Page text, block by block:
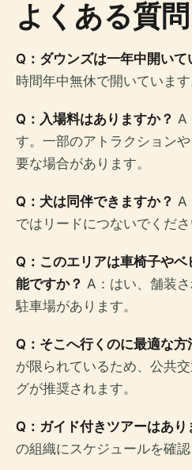
よくある質問
Q：ダウンズは一年中開いて
時間年中無休で開いています
Q：入場料はありますか？ A
す。一部のアトラクション
要な場合があります。
Q：犬は同伴できますか？ A
ではリードにつないでくださ
Q：このエリアは車椅子や
能ですか？ A：はい、舗装
駐車場があります。
Q：そこへ行くのに最適な方
が限られているため、公共
グが推奨されます。
Q：ガイド付きツアーはあり
の組織にスケジュールを確認